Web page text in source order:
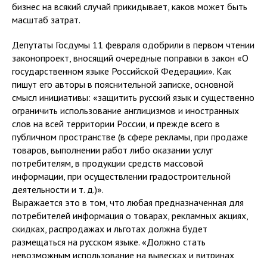
бизнес на всякий случай прикидывает, каков может быть
масштаб затрат.
Депутаты Госдумы 11 февраля одобрили в первом чтении
законопроект, вносящий очередные поправки в закон «О
государственном языке Российской Федерации». Как
пишут его авторы в пояснительной записке, основной
смысл инициативы: «защитить русский язык и существенно
ограничить использование англицизмов и иностранных
слов на всей территории России, и прежде всего в
публичном пространстве (в сфере рекламы, при продаже
товаров, выполнении работ либо оказании услуг
потребителям, в продукции средств массовой
информации, при осуществлении градостроительной
деятельности и т. д.)».
Выражается это в том, что любая предназначенная для
потребителей информация о товарах, рекламных акциях,
скидках, распродажах и льготах должна будет
размещаться на русском языке. «Должно стать
невозможным использование на вывесках и витринах